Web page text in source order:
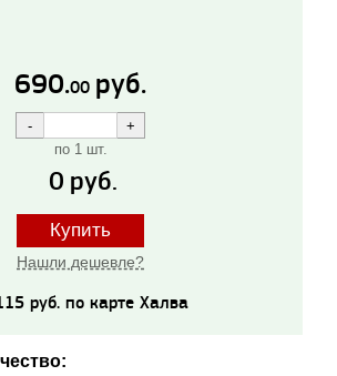
690.00 руб.
по 1 шт.
0 руб.
Купить
Нашли дешевле?
руб. по карте Халва